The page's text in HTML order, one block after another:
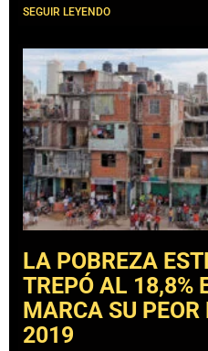
SEGUIR LEYENDO
LA POBREZA
TREPÓ AL 18,8%
MARCA SU PEOR
2019